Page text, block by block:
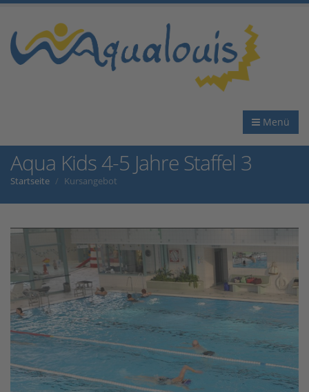
Menü
Aqua Kids 4-5 Jahre Staffel 3
Startseite Kursangebot